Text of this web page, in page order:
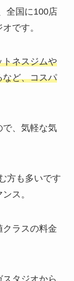
全国に100店
です。
トネスジムや
など、コスパ
で、気軽な気
方も多いです
ス。
クラスの料金
タジオから